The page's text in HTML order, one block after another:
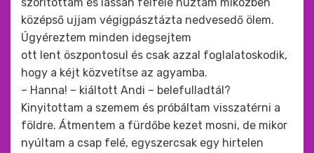
középső ujjam végigpásztázta nedvesedő ölem.
Úgyéreztem minden idegsejtem
ott lent öszpontosul és csak azzal foglalatoskodik,
hogy a kéjt közvetítse az agyamba.
– Hanna! – kiáltott Andi – belefulladtál?
Kinyitottam a szemem és próbáltam visszatérni a
földre. Átmentem a fürdőbe kezet mosni, de mikor
nyúltam a csap felé, egyszercsak egy hirtelen